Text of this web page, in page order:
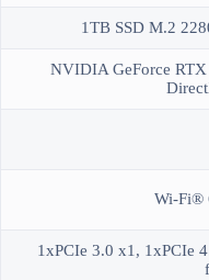
1TB SSD M.2
NVIDIA GeForce
Wi-Fi®
1xPCIe 3.0 x1, 1xPCIe